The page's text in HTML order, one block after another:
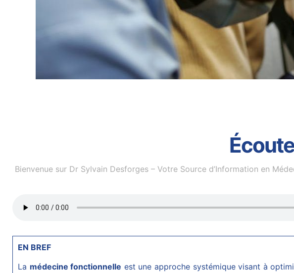
Bienvenue sur Dr Sylvain Desforges – Votre Source d’Information en
EN BREF
La médecine fonctionnelle est une approche systémique visant à